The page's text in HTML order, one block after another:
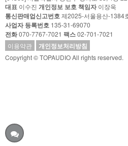
대표 이수진 개인정보 보호 책임자이장욱
통신판매업신고번호제2025-서울용산-1384
사업자 등록번호 135-31-69070
전화070-7767-7021 팩스02-701-7021
이용약관
개인정보처리방침
Copyright © TOPAUDIO All rights reserved.